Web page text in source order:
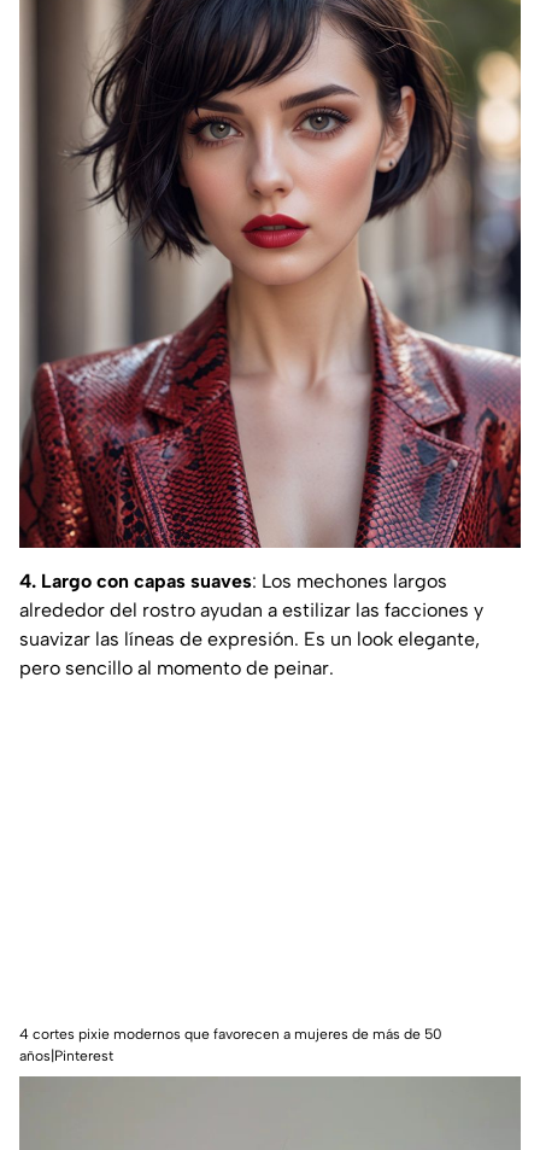
4. Largo con capas suaves: Los mechones largos
alrededor del rostro ayudan a estilizar las facciones y
suavizar las líneas de expresión. Es un look elegante,
pero sencillo al momento de peinar.
4 cortes pixie modernos que favorecen a mujeres de más de 50
años|Pinterest